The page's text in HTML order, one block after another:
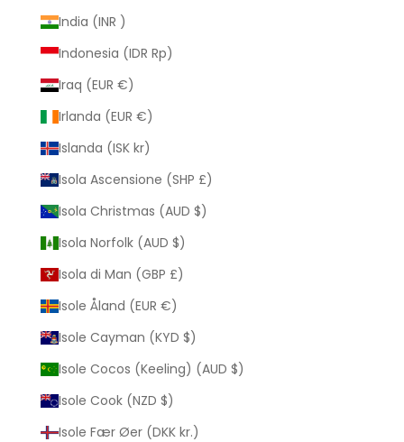
India (INR ₹)
Indonesia (IDR Rp)
Iraq (EUR €)
Irlanda (EUR €)
Islanda (ISK kr)
Isola Ascensione (SHP £)
Isola Christmas (AUD $)
Isola Norfolk (AUD $)
Isola di Man (GBP £)
Isole Åland (EUR €)
Isole Cayman (KYD $)
Isole Cocos (Keeling) (AUD $)
Isole Cook (NZD $)
Isole Fær Øer (DKK kr.)